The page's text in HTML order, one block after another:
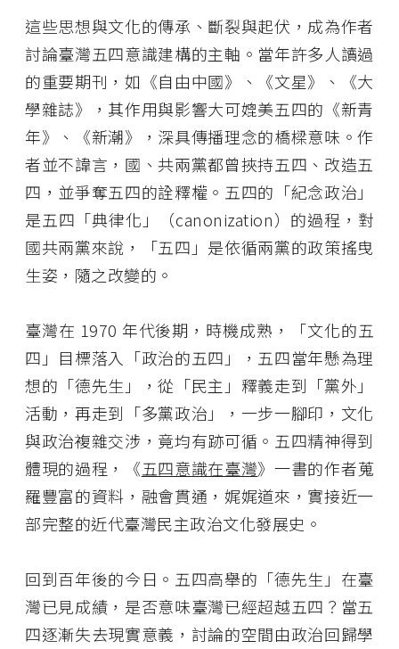
這些思想與文化的傳承、斷裂與起伏，成為作者
討論臺灣五四意識建構的主軸。當年許多人讀過
的重要期刊，如《自由中國》、《文星》、《大
學雜誌》，其作用與影響大可媲美五四的《新青
年》、《新潮》，深具傳播理念的橋樑意味。作
者並不諱言，國、共兩黨都曾挾持五四、改造五
四，並爭奪五四的詮釋權。五四的「紀念政治」
是五四「典律化」（canonization）的過程，對
國共兩黨來說，「五四」是依循兩黨的政策搖曳
生姿，隨之改變的。
臺灣在 1970 年代後期，時機成熟，「文化的五
四」目標落入「政治的五四」，五四當年懸為理
想的「德先生」，從「民主」釋義走到「黨外」
活動，再走到「多黨政治」，一步一腳印，文化
與政治複雜交涉，竟均有跡可循。五四精神得到
體現的過程，《五四意識在臺灣》一書的作者蒐
羅豐富的資料，融會貫通，娓娓道來，實接近一
部完整的近代臺灣民主政治文化發展史。
回到百年後的今日。五四高舉的「德先生」在臺
灣已見成績，是否意味臺灣已經超越五四？當五
四逐漸失去現實意義，討論的空間由政治回歸學